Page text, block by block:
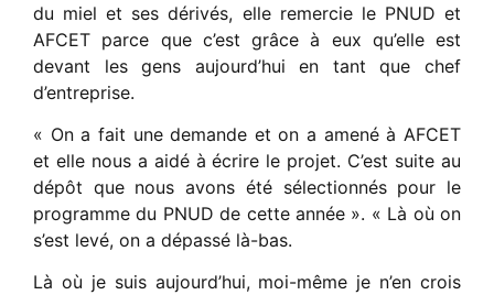
du miel et ses dérivés, elle remercie le PNUD et
AFCET parce que c’est grâce à eux qu’elle est
devant les gens aujourd’hui en tant que chef
d’entreprise.
« On a fait une demande et on a amené à AFCET
et elle nous a aidé à écrire le projet. C’est suite au
dépôt que nous avons été sélectionnés pour le
programme du PNUD de cette année ». « Là où on
s’est levé, on a dépassé là-bas.
Là où je suis aujourd’hui, moi-même je n’en crois